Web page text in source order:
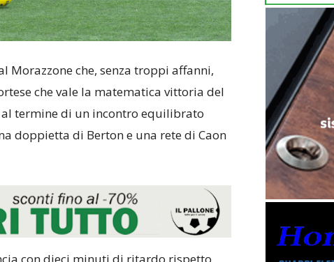
Morazzone che, senza troppi affanni,
che vale la matematica vittoria del
termine di un incontro equilibrato
doppietta di Berton e una rete di Caon